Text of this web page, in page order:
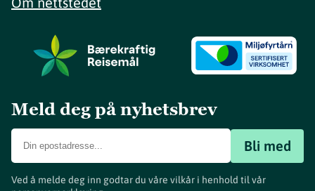
Meld deg på nyhetsbrev
Bli med
Ved å melde deg inn godtar du våre vilkår i henhold til vår